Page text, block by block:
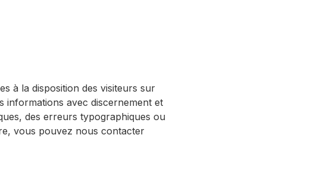
à la disposition des visiteurs sur
informations avec discernement et
des erreurs typographiques ou
vous pouvez nous contacter